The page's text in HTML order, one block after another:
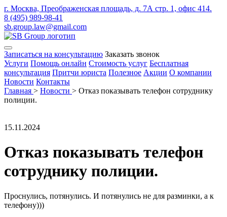
г. Москва, Преображенская площадь, д. 7А стр. 1, офис 414.
8 (495) 989-98-41
sb.group.law@gmail.com
Записаться на консультацию Заказать звонок
Услуги Помощь онлайн Стоимость услуг Бесплатная
консультация Притчи юриста Полезное Акции О компании
Новости Контакты
Главная > Новости > Отказ показывать телефон сотруднику
полиции.
15.11.2024
Отказ показывать телефон
сотруднику полиции.
Проснулись, потянулись. И потянулись не для разминки, а к
телефону)))